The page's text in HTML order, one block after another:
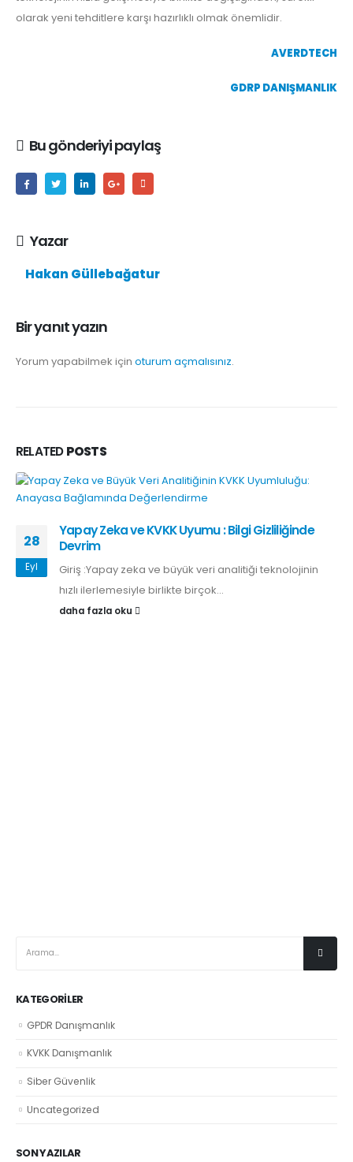
olarak yeni tehditlere karşı hazırlıklı olmak önemlidir.
AVERDTECH
GDRP DANIŞMANLIK
Bu gönderiyi paylaş
Yazar
Hakan Güllebağatur
Bir yanıt yazın
Yorum yapabilmek için oturum açmalısınız.
RELATEDPOSTS
28
Eyl
Yapay Zeka ve KVKK Uyumu : Bilgi Gizliliğinde
Devrim
Giriş :Yapay zeka ve büyük veri analitiği teknolojinin
hızlı ilerlemesiyle birlikte birçok...
daha fazla oku
KATEGORILER
GPDR Danışmanlık
KVKK Danışmanlık
Siber Güvenlik
Uncategorized
SON YAZILAR